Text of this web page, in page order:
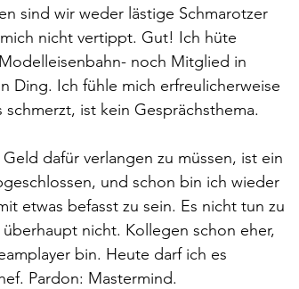
sind wir weder lästige Schmarotzer
nicht vertippt. Gut! Ich hüte
noch Mitglied in
Ding. Ich fühle mich erfreulicherweise
ist kein Gesprächsthema.
dafür verlangen zu müssen, ist ein
und schon bin ich wieder
etwas befasst zu sein. Es nicht tun zu
nicht. Kollegen schon eher,
bin. Heute darf ich es
Pardon: Mastermind.